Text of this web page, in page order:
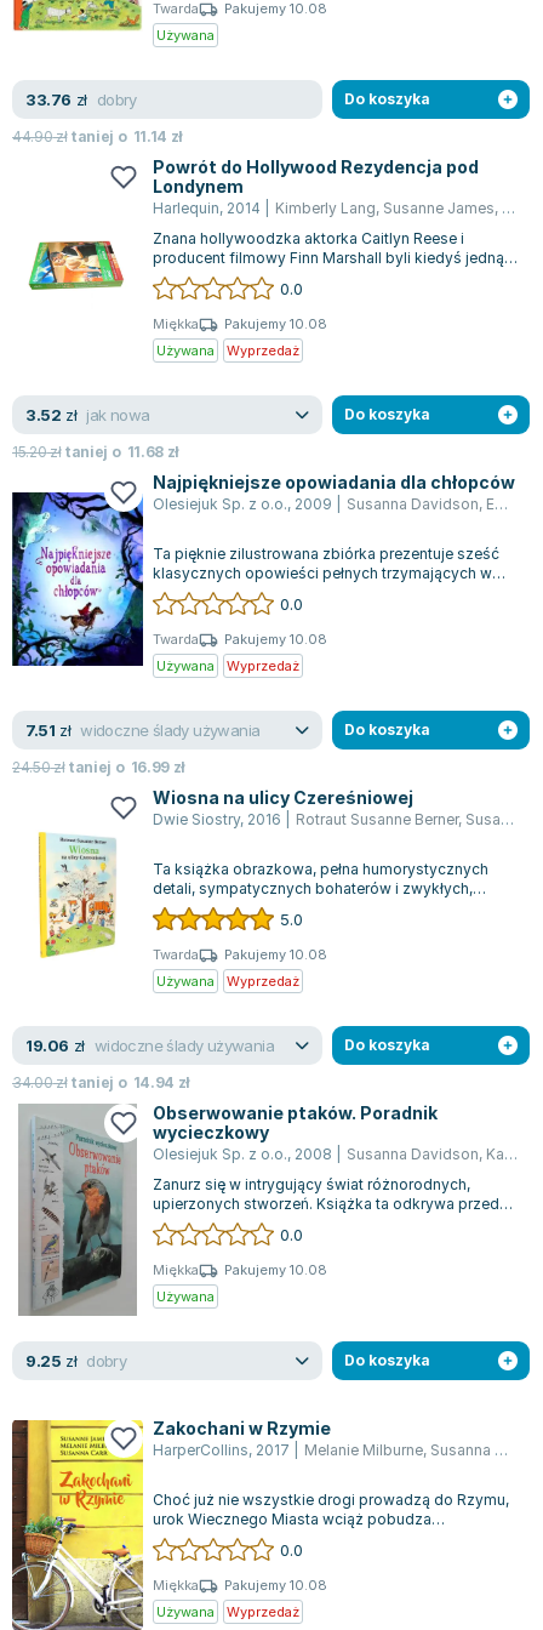
Książki o naukach politycznych dla studentów
Książki do nauk społecznych dla studentów
Książki do nauk ścisłych dla studentów
Prawo - książki dla studentów
Technologia żywności - książki
Zarządzanie i marketing - książki
Nauka języków obcych - książki
Podręczniki dla nauczycieli - metodyka
Repetytoria, testy i materiały pomocnicze
Bolesław Prus
Wanda Chotomska
Józef Ignacy Kraszewski
Clive Staples Lewis
Martyna Wojciechowska
Blanka Lipińska
Jaś Kapela
Agatha Christie
Witold Gadowski
Marcin Kowalczyk
Piotr Zychowicz
Joanna Jabłczyńska
Piotr Kościelny
Jan Piński
Zygmunt Freud
Agata Passent
Michel Moran
Maciej Orłoś
Katarzyna Miller
Antoine de Saint Exupery
Mark Twain
Marcin Meller
Paulina Młynarska
ks. Piotr Pawlukiewicz
Jarosław Sokołowski
Piotr Semka
Jarosław Iwaszkiewicz
Joseph Murphy
Jan Sztaudynger
Aleksander Puszkin
Oscar Wilde
Małgorzata Ohme
Maddie Ziegler
Leszek Czarnecki
Maria Seweryn
Eric Helms
Anna Prus (oprac.)
Nela Mała Reporterka
Agnieszka Maciąg
Barbara Wrzesińska
Terry Pratchett
Virginia Woolf
Twarda
Pakujemy 10.08
Używana
33.76 zł dobry
44.90złtaniej o 11.14 zł
Do koszyka
Powrót do Hollywood Rezydencja pod
Londynem
Harlequin, 2014 Kimberly Lang, Susanne James,
Znana hollywoodzka aktorka Caitlyn Reese i
producent filmowy Finn Marshall byli kiedyś jedną z
najczęściej opisywanych par w tablo...
0.0
Miękka
Pakujemy 10.08
Używana
Wyprzedaż
3.52 zł jak nowa
15.20złtaniej o 11.68 zł
Do koszyka
Najpiękniejsze opowiadania dla chłopców
Olesiejuk Sp. z o.o., 2009 Susanna Davidson, Emily Barnoff
Ta pięknie zilustrowana zbiórka prezentuje sześć
klasycznych opowieści pełnych trzymających w
napięciu przygód i dynamicznej akcji...
0.0
Twarda
Pakujemy 10.08
Używana
Wyprzedaż
7.51 zł widoczne ślady używania
24.50złtaniej o 16.99 zł
Do koszyka
Wiosna na ulicy Czereśniowej
Dwie Siostry, 2016 Rotraut Susanne Berner, Susanne James
Ta książka obrazkowa, pełna humorystycznych
detali, sympatycznych bohaterów i zwykłych,
codziennych scen, zachwyca swoją prostotą...
5.0
Twarda
Pakujemy 10.08
Używana
Wyprzedaż
19.06 zł widoczne ślady używania
34.00złtaniej o 14.94 zł
Do koszyka
Obserwowanie ptaków. Poradnik
wycieczkowy
Olesiejuk Sp. z o.o., 2008 Susanna Davidson, Kate Davies
Zanurz się w intrygujący świat różnorodnych,
upierzonych stworzeń. Książka ta odkrywa przed
tobą wyjątkowe aspekty ich codziennośc...
0.0
Miękka
Pakujemy 10.08
Używana
9.25 zł dobry Do koszyka
Zakochani w Rzymie
HarperCollins, 2017 Melanie Milburne, Susanna Carr
Choć już nie wszystkie drogi prowadzą do Rzymu,
urok Wiecznego Miasta wciąż pobudza
wyobraźnię. Zabytkowe mury jakby były świadkie...
0.0
Miękka
Pakujemy 10.08
Używana
Wyprzedaż